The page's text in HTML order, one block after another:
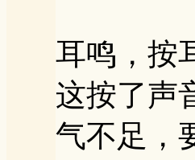
耳鸣，按
这按了声
气不足，